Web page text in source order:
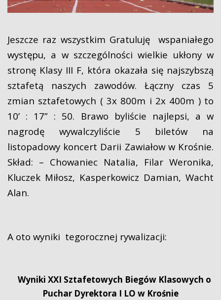
Jeszcze raz wszystkim Gratuluję wspaniałego
występu, a w szczególności wielkie ukłony w
stronę Klasy III F, która okazała się najszybszą
sztafetą naszych zawodów. Łączny czas 5
zmian sztafetowych ( 3x 800m i 2x 400m ) to
10’ : 17” : 50. Brawo byliście najlepsi, a w
nagrodę wywalczyliście 5 biletów na
listopadowy koncert Darii Zawiałow w Krośnie.
Skład: – Chowaniec Natalia, Filar Weronika,
Kluczek Miłosz, Kasperkowicz Damian, Wacht
Alan.
A oto wyniki tegorocznej rywalizacji:
Wyniki XXI Sztafetowych Biegów Klasowych o
Puchar Dyrektora I LO w Krośnie